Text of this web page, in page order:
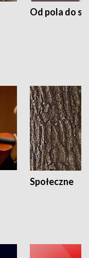
Od pola do
Społeczne